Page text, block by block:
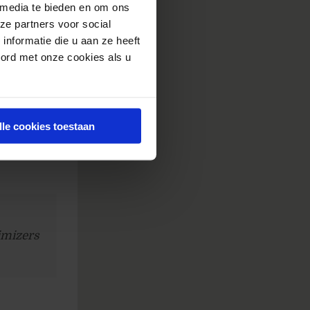
te bieden en om ons
partners voor social
die u aan ze heeft
met onze cookies als u
cookies toestaan
maar
de
te